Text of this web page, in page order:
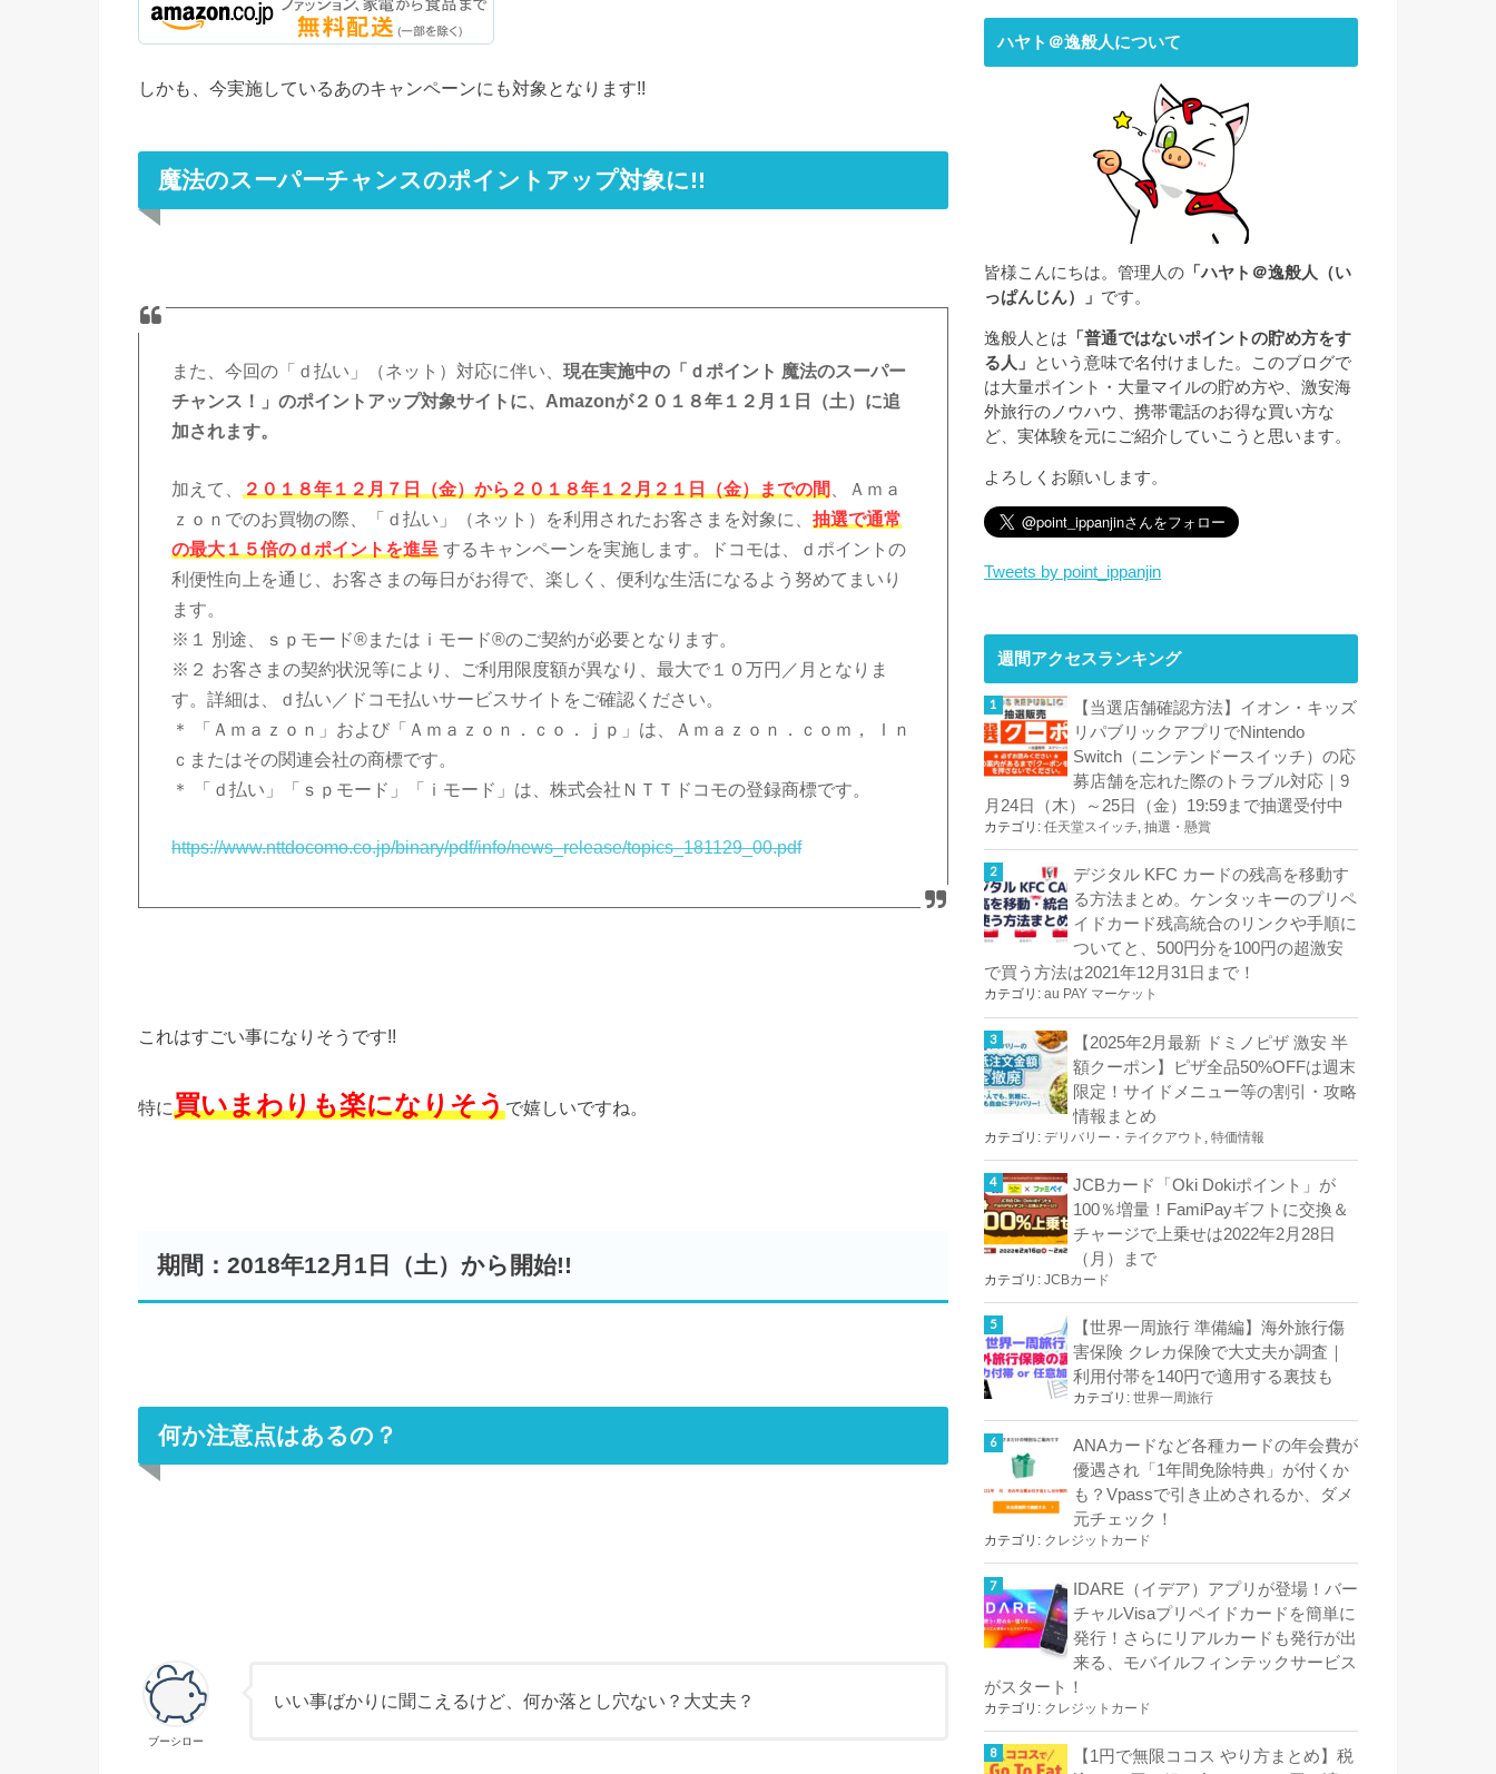
しかも、今実施しているあのキャンペーンにも対象となります!!
魔法のスーパーチャンスのポイントアップ対象に!!
また、今回の「ｄ払い」（ネット）対応に伴い、現在実施中の「ｄポイント 魔法のスーパー
チャンス！」のポイントアップ対象サイトに、Amazonが２０１８年１２月１日（土）に追
加されます。
加えて、 ２０１８年１２月７日（金）から２０１８年１２月２１日（金）までの間
、Ａｍａ
ｚｏｎでのお買物の際、「ｄ払い」（ネット）を利用されたお客さまを対象に、抽選で通常
の最大１５倍のｄポイントを進呈 するキャンペーンを実施します。ドコモは、ｄポイントの
利便性向上を通じ、お客さまの毎日がお得で、楽しく、便利な生活になるよう努めてまいり
ます。
※１ 別途、ｓｐモード®またはｉモード®のご契約が必要となります。
※２ お客さまの契約状況等により、ご利用限度額が異なり、最大で１０万円／月となりま
す。詳細は、ｄ払い／ドコモ払いサービスサイトをご確認ください。
＊ 「Ａｍａｚｏｎ」および「Ａｍａｚｏｎ．ｃｏ．ｊｐ」は、Ａｍａｚｏｎ．ｃｏｍ， Ｉｎ
ｃまたはその関連会社の商標です。
＊ 「ｄ払い」「ｓｐモード」「ｉモード」は、株式会社ＮＴＴドコモの登録商標です。
https://www.nttdocomo.co.jp/binary/pdf/info/news_release/topics_181129_00.pdf
これはすごい事になりそうです!!
特に買いまわりも楽になりそうで嬉しいですね。
期間：2018年12月1日（土）から開始!!
何か注意点はあるの？
ブーシロー
いい事ばかりに聞こえるけど、何か落とし穴ない？大丈夫？
ハヤト＠逸般人について
皆様こんにちは。管理人の 「ハヤト＠逸般人（い
っぱんじん）」 です。
逸般人とは 「普通ではないポイントの貯め方をす
る人」
という意味で名付けました。このブログで
は大量ポイント・大量マイルの貯め方や、激安海
外旅行のノウハウ、携帯電話のお得な買い方な
ど、実体験を元にご紹介していこうと思います。
よろしくお願いします。
Tweets by point_ippanjin
週間アクセスランキング
【当選店舗確認方法】イオン・キッズ
リパブリックアプリでNintendo
Switch（ニンテンドースイッチ）の応
募店舗を忘れた際のトラブル対応｜9
月24日（木）～25日（金）19:59まで抽選受付中
カテゴリ: 任天堂スイッチ, 抽選・懸賞
デジタル KFC カードの残高を移動す
る方法まとめ。ケンタッキーのプリペ
イドカード残高統合のリンクや手順に
ついてと、500円分を100円の超激安
で買う方法は2021年12月31日まで！
カテゴリ: au PAY マーケット
【2025年2月最新 ドミノピザ 激安 半
額クーポン】ピザ全品50%OFFは週末
限定！サイドメニュー等の割引・攻略
情報まとめ
カテゴリ: デリバリー・テイクアウト 特価情報
JCBカード「Oki Dokiポイント」が
100％増量！FamiPayギフトに交換＆
チャージで上乗せは2022年2月28日
（月）まで
カテゴリ: JCBカード
【世界一周旅行 準備編】海外旅行傷
害保険 クレカ保険で大丈夫か調査｜
利用付帯を140円で適用する裏技も
カテゴリ: 世界一周旅行
ANAカードなど各種カードの年会費が
優遇され「1年間免除特典」が付くか
も？Vpassで引き止めされるか、ダメ
元チェック！
カテゴリ: クレジットカード
IDARE（イデア）アプリが登場！バー
チャルVisaプリペイドカードを簡単に
発行！さらにリアルカードも発行が出
来る、モバイルフィンテックサービス
がスタート！
カテゴリ: クレジットカード
【1円で無限ココス やり方まとめ】税